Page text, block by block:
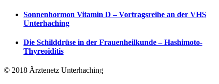
Sonnenhormon Vitamin D – Vortragsreihe an der VHS
Unterhaching
Die Schilddrüse in der Frauenheilkunde – Hashimoto-
Thyreoiditis
© 2018 Ärztenetz Unterhaching